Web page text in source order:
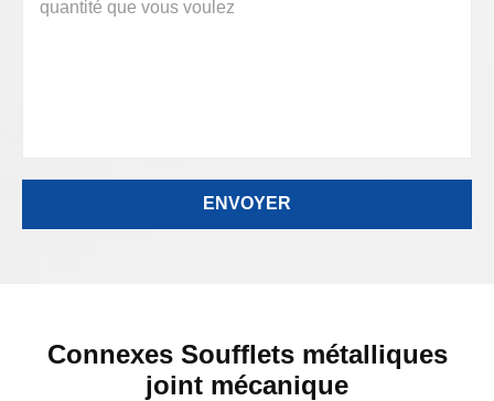
Connexes Soufflets métalliques
joint mécanique